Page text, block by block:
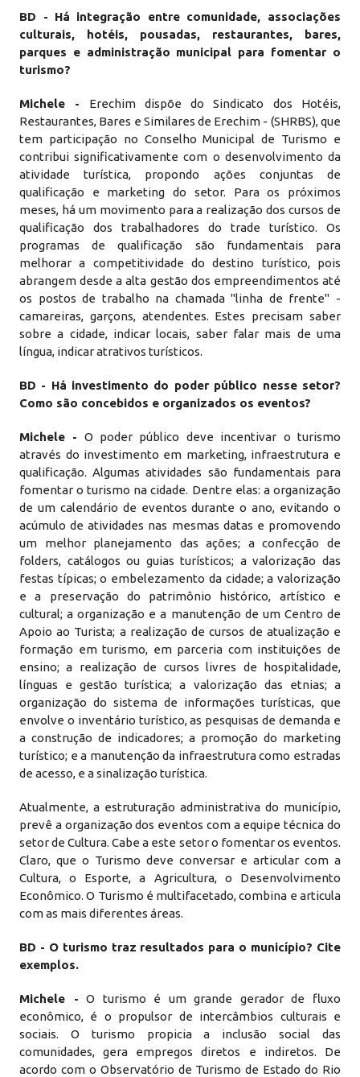
BD - Há integração entre comunidade, associações
culturais, hotéis, pousadas, restaurantes, bares,
parques e administração municipal para fomentar o
turismo?
Michele - Erechim dispõe do Sindicato dos Hotéis,
Restaurantes, Bares e Similares de Erechim - (SHRBS), que
tem participação no Conselho Municipal de Turismo e
contribui significativamente com o desenvolvimento da
atividade turística, propondo ações conjuntas de
qualificação e marketing do setor. Para os próximos
meses, há um movimento para a realização dos cursos de
qualificação dos trabalhadores do trade turístico. Os
programas de qualificação são fundamentais para
melhorar a competitividade do destino turístico, pois
abrangem desde a alta gestão dos empreendimentos até
os postos de trabalho na chamada "linha de frente" -
camareiras, garçons, atendentes. Estes precisam saber
sobre a cidade, indicar locais, saber falar mais de uma
língua, indicar atrativos turísticos.
BD - Há investimento do poder público nesse setor?
Como são concebidos e organizados os eventos?
Michele - O poder público deve incentivar o turismo
através do investimento em marketing, infraestrutura e
qualificação. Algumas atividades são fundamentais para
fomentar o turismo na cidade. Dentre elas: a organização
de um calendário de eventos durante o ano, evitando o
acúmulo de atividades nas mesmas datas e promovendo
um melhor planejamento das ações; a confecção de
folders, catálogos ou guias turísticos; a valorização das
festas típicas; o embelezamento da cidade; a valorização
e a preservação do patrimônio histórico, artístico e
cultural; a organização e a manutenção de um Centro de
Apoio ao Turista; a realização de cursos de atualização e
formação em turismo, em parceria com instituições de
ensino; a realização de cursos livres de hospitalidade,
línguas e gestão turística; a valorização das etnias; a
organização do sistema de informações turísticas, que
envolve o inventário turístico, as pesquisas de demanda e
a construção de indicadores; a promoção do marketing
turístico; e a manutenção da infraestrutura como estradas
de acesso, e a sinalização turística.
Atualmente, a estruturação administrativa do município,
prevê a organização dos eventos com a equipe técnica do
setor de Cultura. Cabe a este setor o fomentar os eventos.
Claro, que o Turismo deve conversar e articular com a
Cultura, o Esporte, a Agricultura, o Desenvolvimento
Econômico. O Turismo é multifacetado, combina e articula
com as mais diferentes áreas.
BD - O turismo traz resultados para o município? Cite
exemplos.
Michele - O turismo é um grande gerador de fluxo
econômico, é o propulsor de intercâmbios culturais e
sociais. O turismo propicia a inclusão social das
comunidades, gera empregos diretos e indiretos. De
acordo com o Observatório de Turismo de Estado do Rio